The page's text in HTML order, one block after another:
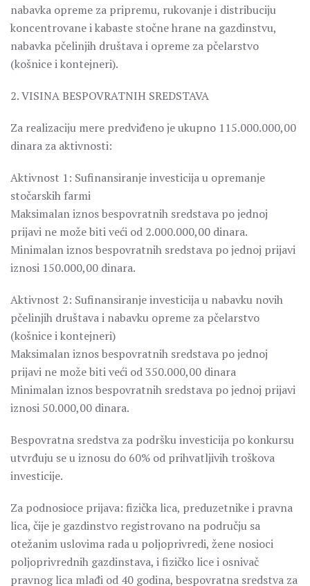
nabavka opreme za pripremu, rukovanje i distribuciju
koncentrovane i kabaste stočne hrane na gazdinstvu,
nabavka pčelinjih društava i opreme za pčelarstvo
(košnice i kontejneri).
2. VISINA BESPOVRATNIH SREDSTAVA
Za realizaciju mere predviđeno je ukupno 115.000.000,00
dinara za aktivnosti:
Aktivnost 1: Sufinansiranje investicija u opremanje
stočarskih farmi
Maksimalan iznos bespovratnih sredstava po jednoj
prijavi ne može biti veći od 2.000.000,00 dinara.
Minimalan iznos bespovratnih sredstava po jednoj prijavi
iznosi 150.000,00 dinara.
Aktivnost 2: Sufinansiranje investicija u nabavku novih
pčelinjih društava i nabavku opreme za pčelarstvo
(košnice i kontejneri)
Maksimalan iznos bespovratnih sredstava po jednoj
prijavi ne može biti veći od 350.000,00 dinara
Minimalan iznos bespovratnih sredstava po jednoj prijavi
iznosi 50.000,00 dinara.
Bespovratna sredstva za podršku investicija po konkursu
utvrđuju se u iznosu do 60% od prihvatljivih troškova
investicije.
Za podnosioce prijava: fizička lica, preduzetnike i pravna
lica, čije je gazdinstvo registrovano na području sa
otežanim uslovima rada u poljoprivredi, žene nosioci
poljoprivrednih gazdinstava, i fizičko lice i osnivač
pravnog lica mlađi od 40 godina, bespovratna sredstva za